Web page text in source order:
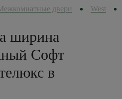
двери West
ширина
Софт
в